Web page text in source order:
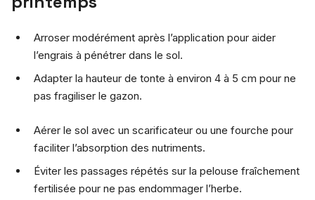
Arroser modérément après l’application pour aider
l’engrais à pénétrer dans le sol.
Adapter la hauteur de tonte à environ 4 à 5 cm pour ne
pas fragiliser le gazon.
Aérer le sol avec un scarificateur ou une fourche pour
faciliter l’absorption des nutriments.
Éviter les passages répétés sur la pelouse fraîchement
fertilisée pour ne pas endommager l’herbe.